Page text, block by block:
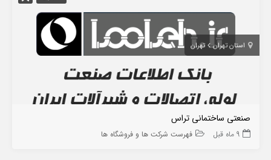
استان تهران تهران
صنعتی ساختمانی تراس
9 ماه قبل فهرست شرکت ها و فروشگاه ها